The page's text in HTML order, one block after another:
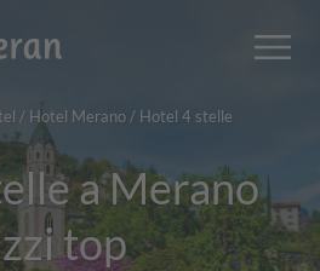
/ Hotel Merano / Hotel 4 stelle
a Merano
top